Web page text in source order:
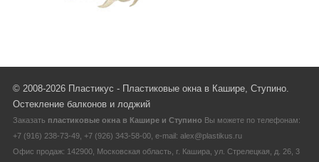
© 2008-2026 Пластикус - Пластиковые окна в Кашире, Ступино.
Остекление балконов и лоджий
Заказать пластиковые окна в Кашире и Ступино Вы можете по телефонам:
+7 (916) 238-73-49, +7 (926) 343-58-00, e-mail: alex@plastikus.ru
Офис продаж: 142900, Московская область, г. Кашира, ул. Стрелецкая, д. 26, 3